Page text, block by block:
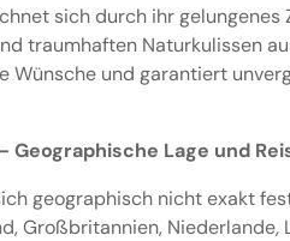
sich durch ihr gelungenes
traumhaften Naturkulissen
und garantiert
Geographische Lage und
geographisch nicht exakt
Großbritannien, Niederlande,